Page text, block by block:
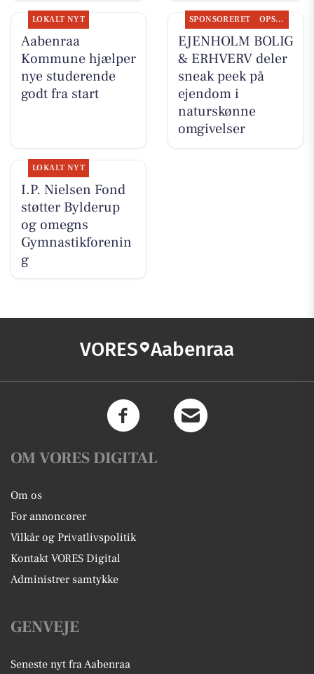
LOKALT NYT
Aabenraa
Kommune hjælper
nye studerende
godt fra start
SPONSORERET OPSLAGSTAVLEN
EJENHOLM BOLIG
& ERHVERV deler
sneak peek på
ejendom i
naturskønne
omgivelser
LOKALT NYT
I.P. Nielsen Fond
støtter Bylderup
og omegns
Gymnastikforenin
g
VORES Aabenraa
OM VORES DIGITAL
Om os
For annoncører
Vilkår og Privatlivspolitik
Kontakt VORES Digital
Administrer samtykke
GENVEJE
Seneste nyt fra Aabenraa